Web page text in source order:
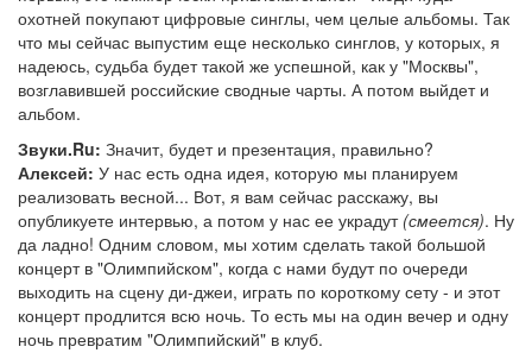
охотней покупают цифровые синглы, чем целые альбомы. Так
что мы сейчас выпустим еще несколько синглов, у которых, я
надеюсь, судьба будет такой же успешной, как у "Москвы",
возглавившей российские сводные чарты. А потом выйдет и
альбом.
Звуки.Ru: Значит, будет и презентация, правильно?
Алексей: У нас есть одна идея, которую мы планируем
реализовать весной... Вот, я вам сейчас расскажу, вы
опубликуете интервью, а потом у нас ее украдут (смеется). Ну
да ладно! Одним словом, мы хотим сделать такой большой
концерт в "Олимпийском", когда с нами будут по очереди
выходить на сцену ди-джеи, играть по короткому сету - и этот
концерт продлится всю ночь. То есть мы на один вечер и одну
ночь превратим "Олимпийский" в клуб.